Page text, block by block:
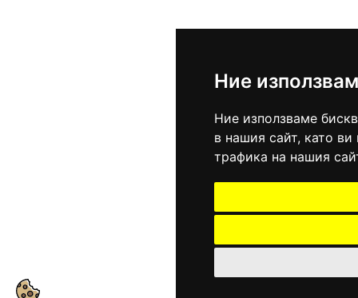
Ние
Ние използваме
в нашия сайт, като
трафика на нашия